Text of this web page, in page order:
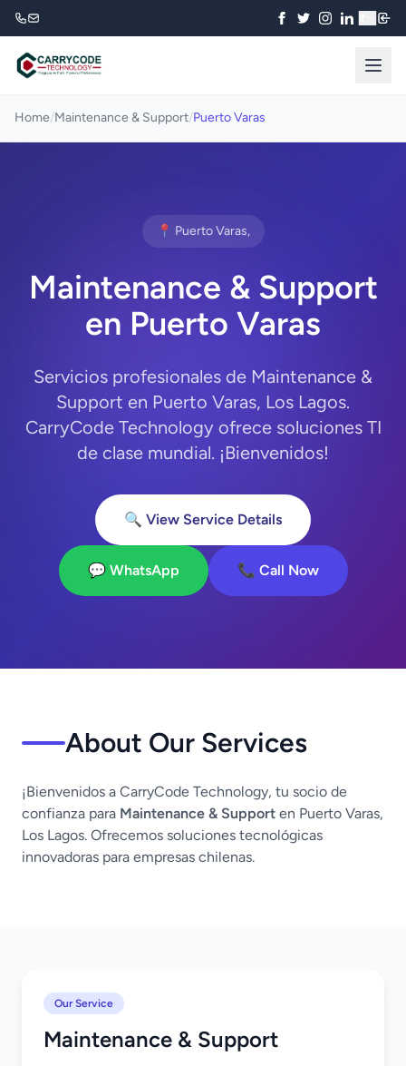
Home/Maintenance & Support/Puerto Varas
📍 Puerto Varas,
Maintenance & Support
en Puerto Varas
Servicios profesionales de Maintenance &
Support en Puerto Varas, Los Lagos.
CarryCode Technology ofrece soluciones TI
de clase mundial. ¡Bienvenidos!
🔍 View Service Details
💬 WhatsApp 📞 Call Now
About Our Services
¡Bienvenidos a CarryCode Technology, tu socio de
confianza para Maintenance & Support en Puerto Varas,
Los Lagos. Ofrecemos soluciones tecnológicas
innovadoras para empresas chilenas.
Our Service
Maintenance & Support